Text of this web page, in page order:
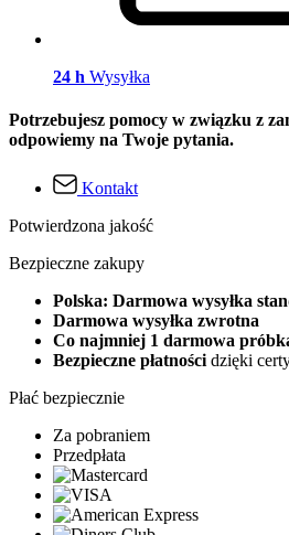
24 h Wysyłka
Potrzebujesz pomocy w związku z
odpowiemy na Twoje pytania.
Kontakt
Potwierdzona jakość
Bezpieczne zakupy
Polska: Darmowa wysyłka
Darmowa wysyłka zwrotna
Co najmniej 1 darmowa
Bezpieczne płatności dzięki
Płać bezpiecznie
Za pobraniem
Przedpłata